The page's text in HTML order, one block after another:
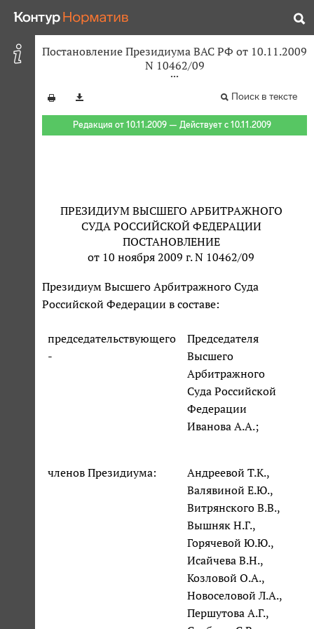
Постановление Президиума ВАС РФ от 10.11.2009
N 10462/09
Поиск в тексте
Редакция от 10.11.2009 — Действует с 10.11.2009
ПРЕЗИДИУМ ВЫСШЕГО АРБИТРАЖНОГО
СУДА РОССИЙСКОЙ ФЕДЕРАЦИИ
ПОСТАНОВЛЕНИЕ
от 10 ноября 2009 г. N 10462/09
Президиум Высшего Арбитражного Суда
Российской Федерации в составе:
председательствующего
-
Председателя
Высшего
Арбитражного
Суда Российской
Федерации
Иванова А.А.;
членов Президиума:
Андреевой Т.К.,
Валявиной Е.Ю.,
Витрянского В.В.,
Вышняк Н.Г.,
Горячевой Ю.Ю.,
Исайчева В.Н.,
Козловой О.А.,
Новоселовой Л.А.,
Першутова А.Г.,